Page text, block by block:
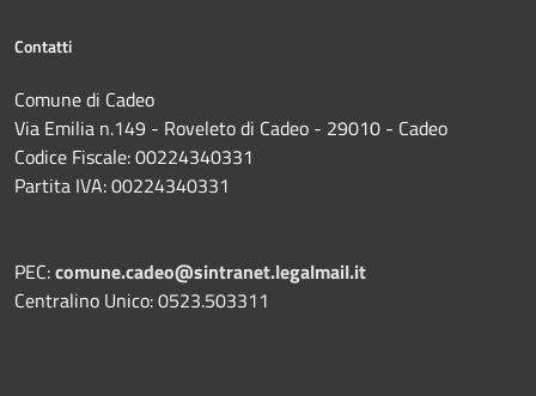
Contatti
Comune di Cadeo
Via Emilia n.149 - Roveleto di Cadeo - 29010 - Cadeo
Codice Fiscale: 00224340331
Partita IVA: 00224340331
PEC:comune.cadeo@sintranet.legalmail.it
Centralino Unico: 0523.503311